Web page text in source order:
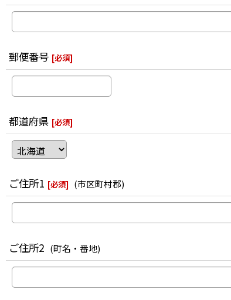
郵便番号 [必須]
都道府県 [必須]
ご住所1 [必須] (市区町村郡)
ご住所2 (町名・番地)